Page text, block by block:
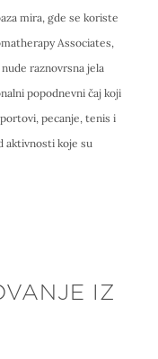
mira, gde se koriste
Associates,
raznovrsna jela
popodnevni čaj koji
pecanje, tenis i
aktivnosti koje su
IZ